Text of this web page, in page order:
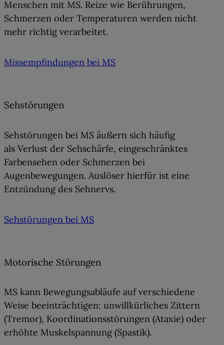
Menschen mit MS. Reize wie Berührungen,
Schmerzen oder Temperaturen werden nicht
mehr richtig verarbeitet.
Missempfindungen bei MS
Sehstörungen
Sehstörungen bei MS äußern sich häufig
als Verlust der Sehschärfe, eingeschränktes
Farbensehen oder Schmerzen bei
Augenbewegungen. Auslöser hierfür ist eine
Entzündung des Sehnervs.
Sehstörungen bei MS
Motorische Störungen
MS kann Bewegungsabläufe auf verschiedene
Weise beeinträchtigen: unwillkürliches Zittern
(Tremor), Koordinationsstörungen (Ataxie) oder
erhöhte Muskelspannung (Spastik).